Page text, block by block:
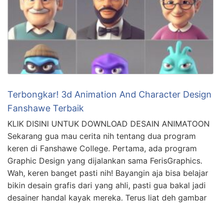
Terbongkar! 3d Animation And Character Design
Fanshawe Terbaik
KLIK DISINI UNTUK DOWNLOAD DESAIN ANIMATOON
Sekarang gua mau cerita nih tentang dua program
keren di Fanshawe College. Pertama, ada program
Graphic Design yang dijalankan sama FerisGraphics.
Wah, keren banget pasti nih! Bayangin aja bisa belajar
bikin desain grafis dari yang ahli, pasti gua bakal jadi
desainer handal kayak mereka. Terus liat deh gambar